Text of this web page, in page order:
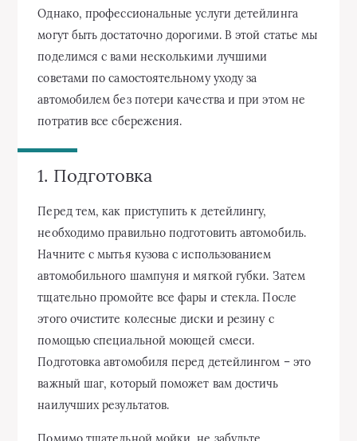
Однако, профессиональные услуги детейлинга
могут быть достаточно дорогими. В этой статье мы
поделимся с вами несколькими лучшими
советами по самостоятельному уходу за
автомобилем без потери качества и при этом не
потратив все сбережения.
1. Подготовка
Перед тем, как приступить к детейлингу,
необходимо правильно подготовить автомобиль.
Начните с мытья кузова с использованием
автомобильного шампуня и мягкой губки. Затем
тщательно промойте все фары и стекла. После
этого очистите колесные диски и резину с
помощью специальной моющей смеси.
Подготовка автомобиля перед детейлингом – это
важный шаг, который поможет вам достичь
наилучших результатов.